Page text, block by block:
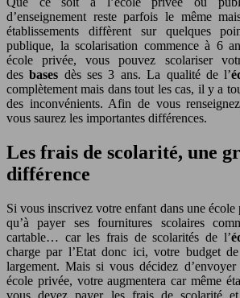
d’enseignement reste parfois le même
établissements diffèrent sur quelques
publique, la scolarisation commence à 6
école privée, vous pouvez scolariser
desbases dès ses 3 ans. La qualité de l’
complètement mais dans tout les cas, il y a
des inconvénients. Afin de vous
vous saurez les importantes différences.
Les frais de scolarité, une
différence
Si vous inscrivez votre enfant dans une école
qu’à payer ses fournitures scolaires
cartable… car les frais de scolarités de l’
charge par l’Etat donc ici, votre budget
largement. Mais si vous décidez
école privée, votre augmentera car même
vous devez payer les frais de scolarité